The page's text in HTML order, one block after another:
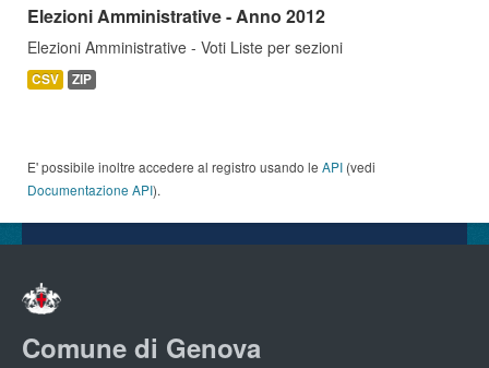
Elezioni Amministrative - Anno 2012
Elezioni Amministrative - Voti Liste per sezioni
CSV ZIP
E' possibile inoltre accedere al registro usando le API (vedi
Documentazione API).
Comune di Genova